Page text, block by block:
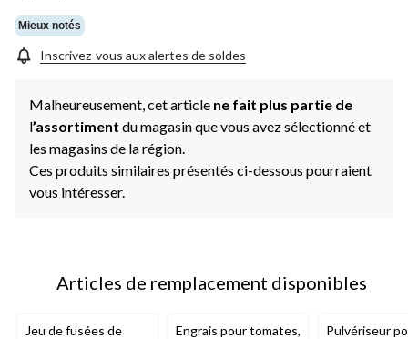
Mieux notés
Inscrivez-vous aux alertes de soldes
Malheureusement, cet article ne fait plus partie de
l’assortiment du magasin que vous avez sélectionné et
les magasins de la région.
Ces produits similaires présentés ci-dessous pourraient
vous intéresser.
Articles de remplacement disponibles
Jeu de fusées de
Engrais pour tomates,
Pulvériseur